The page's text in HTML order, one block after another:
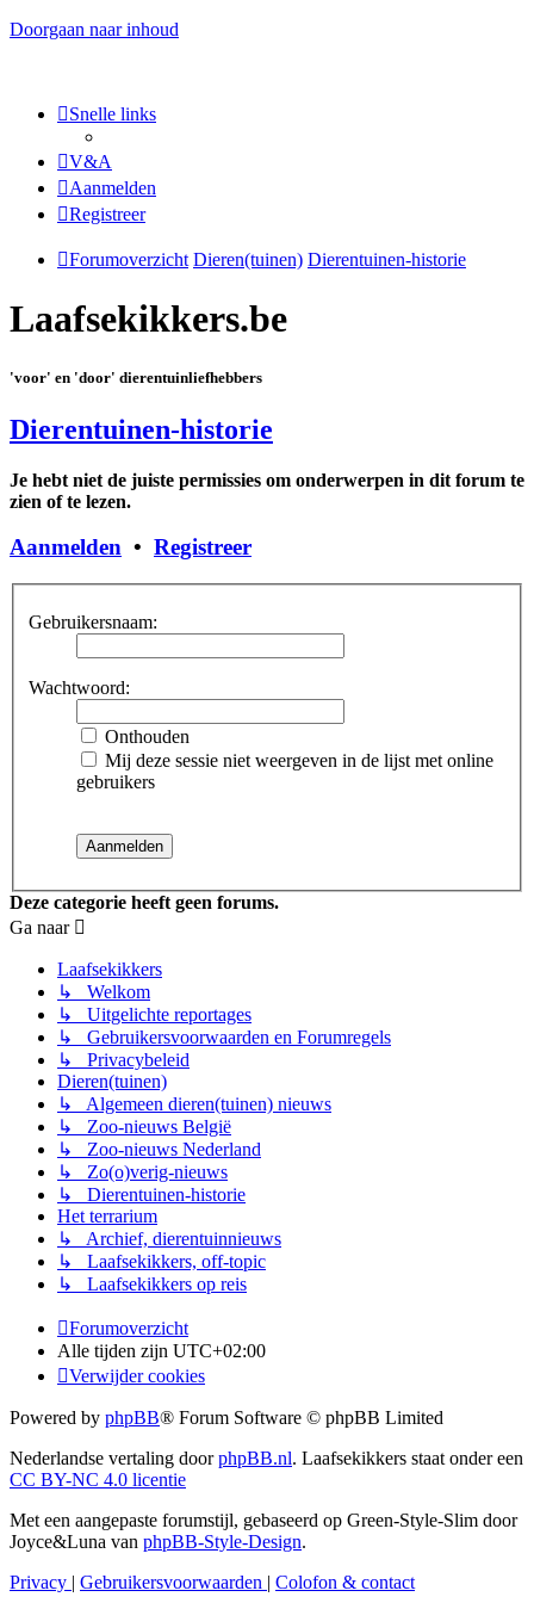
Doorgaan naar inhoud
Snelle links
V&A
Aanmelden
Registreer
Forumoverzicht Dieren(tuinen) Dierentuinen-historie
Laafsekikkers.be
'voor' en 'door' dierentuinliefhebbers
Dierentuinen-historie
Je hebt niet de juiste permissies om onderwerpen in dit forum te
zien of te lezen.
Aanmelden • Registreer
Gebruikersnaam:
Wachtwoord:
Onthouden
Mij deze sessie niet weergeven in de lijst met online
gebruikers
Deze categorie heeft geen forums.
Ga naar
Laafsekikkers
↳ Welkom
↳ Uitgelichte reportages
↳ Gebruikersvoorwaarden en Forumregels
↳ Privacybeleid
Dieren(tuinen)
↳ Algemeen dieren(tuinen) nieuws
↳ Zoo-nieuws België
↳ Zoo-nieuws Nederland
↳ Zo(o)verig-nieuws
↳ Dierentuinen-historie
Het terrarium
↳ Archief, dierentuinnieuws
↳ Laafsekikkers, off-topic
↳ Laafsekikkers op reis
Forumoverzicht
Alle tijden zijn UTC+02:00
Verwijder cookies
Powered by phpBB® Forum Software © phpBB Limited
Nederlandse vertaling doorphpBB.nl. Laafsekikkers staat onder een
CC BY-NC 4.0 licentie
Met een aangepaste forumstijl, gebaseerd op Green-Style-Slim door
Joyce&Luna van phpBB-Style-Design.
Privacy | Gebruikersvoorwaarden | Colofon & contact